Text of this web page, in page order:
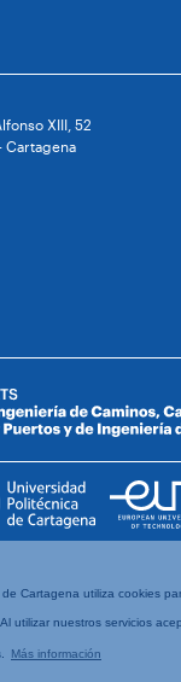
Cartagena utiliza cookies
utilizar nuestros servicios
Más información
XIII, 52
Cartagena